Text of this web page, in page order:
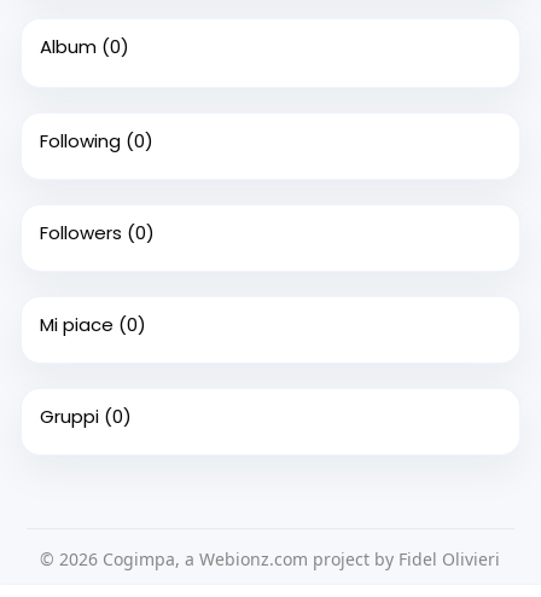
Album (0)
Following (0)
Followers (0)
Mi piace (0)
Gruppi (0)
© 2026 Cogimpa, a Webionz.com project by Fidel Olivieri